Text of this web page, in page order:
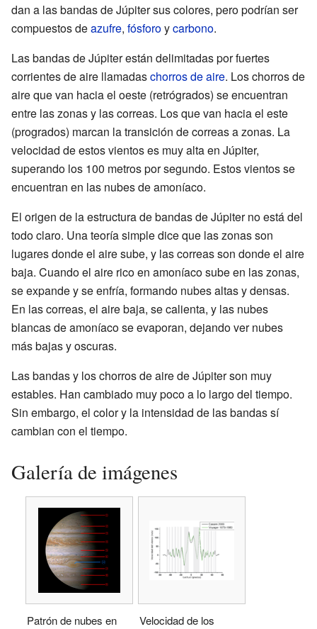
dan a las bandas de Júpiter sus colores, pero podrían ser
compuestos deazufre, fósforoycarbono.
Las bandas de Júpiter están delimitadas por fuertes
corrientes de aire llamadaschorros de aire. Los chorros de
aire que van hacia el oeste (retrógrados) se encuentran
entre las zonas y las correas. Los que van hacia el este
(progrados) marcan la transición de correas a zonas. La
velocidad de estos vientos es muy alta en Júpiter,
superando los 100 metros por segundo. Estos vientos se
encuentran en las nubes de amoníaco.
El origen de la estructura de bandas de Júpiter no está del
todo claro. Una teoría simple dice que las zonas son
lugares donde el aire sube, y las correas son donde el aire
baja. Cuando el aire rico en amoníaco sube en las zonas,
se expande y se enfría, formando nubes altas y densas.
En las correas, el aire baja, se calienta, y las nubes
blancas de amoníaco se evaporan, dejando ver nubes
más bajas y oscuras.
Las bandas y los chorros de aire de Júpiter son muy
estables. Han cambiado muy poco a lo largo del tiempo.
Sin embargo, el color y la intensidad de las bandas sí
cambian con el tiempo.
Galería de imágenes
Patrón de nubes en
Velocidad de los